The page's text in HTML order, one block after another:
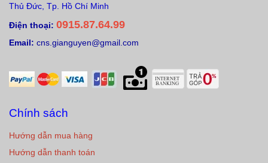
Thủ Đức, Tp. Hồ Chí Minh
Điện thoại: 0915.87.64.99
Email: cns.gianguyen@gmail.com
Chính sách
Hướng dẫn mua hàng
Hướng dẫn thanh toán